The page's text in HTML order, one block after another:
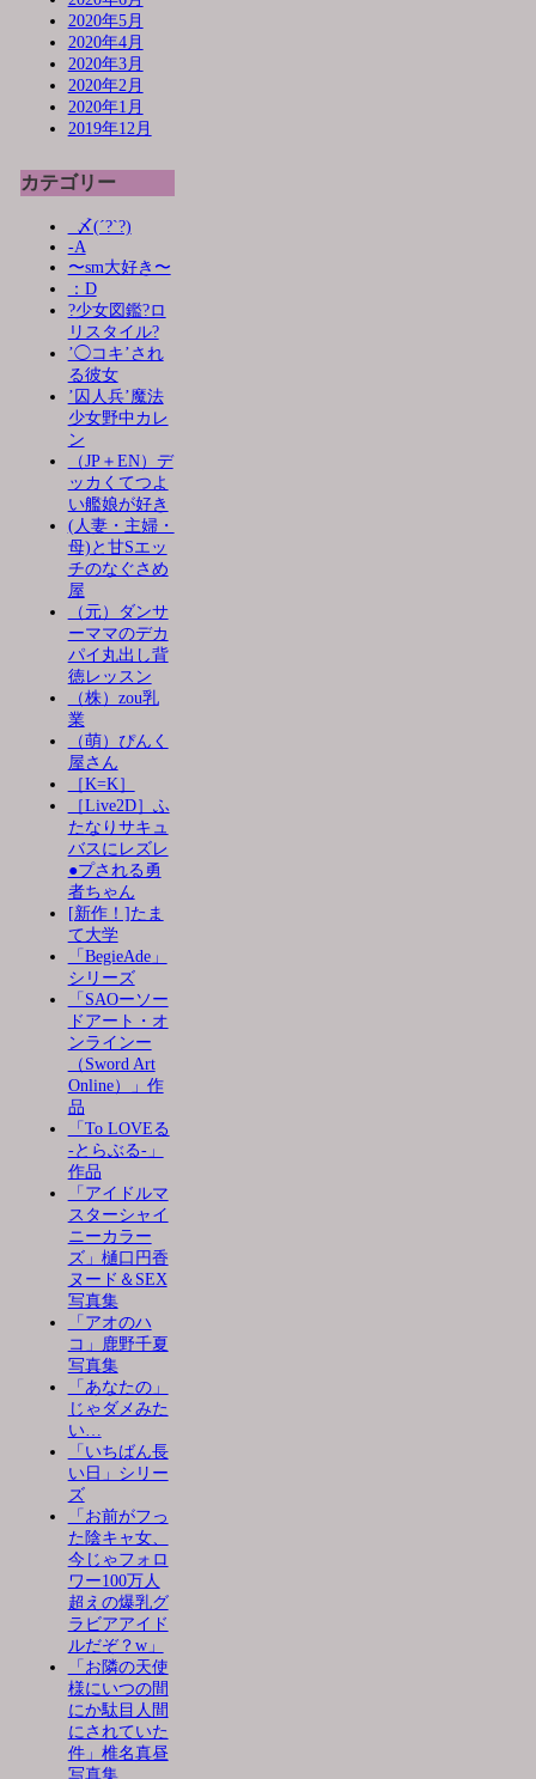
2020年5月
2020年4月
2020年3月
2020年2月
2020年1月
2019年12月
カテゴリー
_〆(´?`?)
-A
〜sm大好き〜
：D
?少女図鑑?ロ
リスタイル?
’◯コキ’され
る彼女
’囚人兵’魔法
少女野中カレ
ン
（JP＋EN）デ
ッカくてつよ
い艦娘が好き
(人妻・主婦・
母)と甘Sエッ
チのなぐさめ
屋
（元）ダンサ
ーママのデカ
パイ丸出し背
徳レッスン
（株）zou乳
業
（萌）ぴんく
屋さん
［K=K］
［Live2D］ふ
たなりサキュ
バスにレズレ
●プされる勇
者ちゃん
[新作！]たま
て大学
「BegieAde」
シリーズ
「SAOーソー
ドアート・オ
ンラインー
（Sword Art
Online）」作
品
「To LOVEる
-とらぶる-」
作品
「アイドルマ
スターシャイ
ニーカラー
ズ」樋口円香
ヌード＆SEX
写真集
「アオのハ
コ」鹿野千夏
写真集
「あなたの」
じゃダメみた
い…
「いちばん長
い日」シリー
ズ
「お前がフっ
た陰キャ女、
今じゃフォロ
ワー100万人
超えの爆乳グ
ラビアアイド
ルだぞ？w」
「お隣の天使
様にいつの間
にか駄目人間
にされていた
件」椎名真昼
写真集